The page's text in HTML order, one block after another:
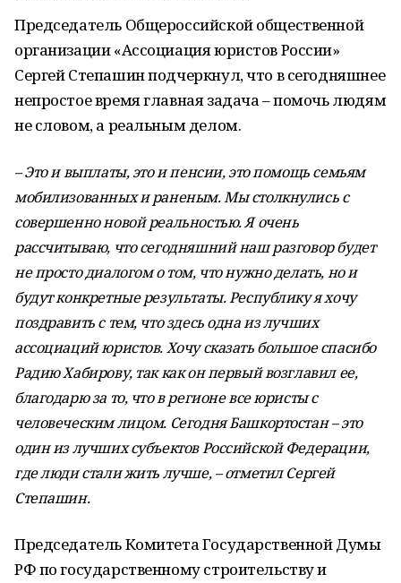
Председатель Общероссийской общественной
организации «Ассоциация юристов России»
Сергей Степашин подчеркнул, что в сегодняшнее
непростое время главная задача – помочь людям
не словом, а реальным делом.
– Это и выплаты, это и пенсии, это помощь семьям
мобилизованных и раненым. Мы столкнулись с
совершенно новой реальностью. Я очень
рассчитываю, что сегодняшний наш разговор будет
не просто диалогом о том, что нужно делать, но и
будут конкретные результаты. Республику я хочу
поздравить с тем, что здесь одна из лучших
ассоциаций юристов. Хочу сказать большое спасибо
Радию Хабирову, так как он первый возглавил ее,
благодарю за то, что в регионе все юристы с
человеческим лицом. Сегодня Башкортостан – это
один из лучших субъектов Российской Федерации,
где люди стали жить лучше, – отметил Сергей
Степашин.
Председатель Комитета Государственной Думы
РФ по государственному строительству и